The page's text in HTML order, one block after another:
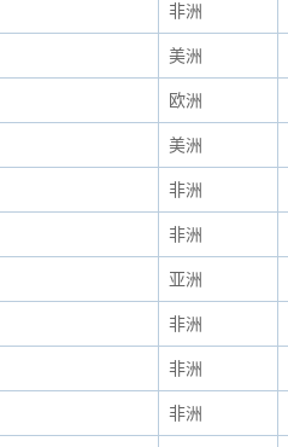
非洲
美洲
欧洲
美洲
非洲
非洲
亚洲
非洲
非洲
非洲